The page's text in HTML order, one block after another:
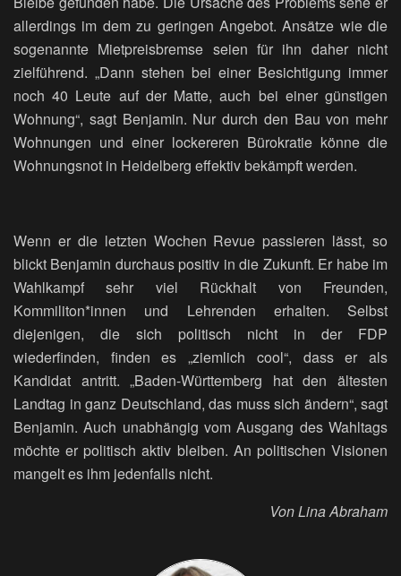
allerdings im dem zu geringen Angebot. Ansätze wie die
sogenannte Mietpreisbremse seien für ihn daher nicht
zielführend. „Dann stehen bei einer Besichtigung immer
noch 40 Leute auf der Matte, auch bei einer günstigen
Wohnung“, sagt Benjamin. Nur durch den Bau von mehr
Wohnungen und einer lockereren Bürokratie könne die
Wohnungsnot in Heidelberg effektiv bekämpft werden.
Wenn er die letzten Wochen Revue passieren lässt, so
blickt Benjamin durchaus positiv in die Zukunft. Er habe im
Wahlkampf sehr viel Rückhalt von Freunden,
Kommiliton*innen und Lehrenden erhalten. Selbst
diejenigen, die sich politisch nicht in der FDP
wiederfinden, finden es „ziemlich cool“, dass er als
Kandidat antritt. „Baden-Württemberg hat den ältesten
Landtag in ganz Deutschland, das muss sich ändern“, sagt
Benjamin. Auch unabhängig vom Ausgang des Wahltags
möchte er politisch aktiv bleiben. An politischen Visionen
mangelt es ihm jedenfalls nicht.
Von Lina Abraham